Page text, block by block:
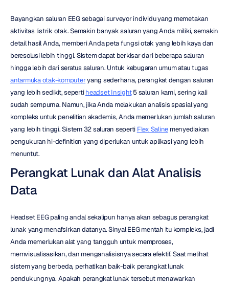
Bayangkan saluran EEG sebagai surveyor individu yang memetakan
aktivitas listrik otak. Semakin banyak saluran yang Anda miliki, semakin
detail hasil Anda, memberi Anda peta fungsi otak yang lebih kaya dan
beresolusi lebih tinggi. Sistem dapat berkisar dari beberapa saluran
antarmuka otak-komputer yang sederhana, perangkat dengan saluran
yang lebih sedikit, seperti headset Insight 5 saluran kami, sering kali
sudah sempurna. Namun, jika Anda melakukan analisis spasial yang
kompleks untuk penelitian akademis, Anda memerlukan jumlah saluran
yang lebih tinggi. Sistem 32 saluran seperti Flex Saline menyediakan
pengukuran hi-definition yang diperlukan untuk aplikasi yang lebih
menuntut.
Perangkat Lunak dan Alat Analisis
Data
Headset EEG paling andal sekalipun hanya akan sebagus perangkat
lunak yang menafsirkan datanya. Sinyal EEG mentah itu kompleks, jadi
Anda memerlukan alat yang tangguh untuk memproses,
memvisualisasikan, dan menganalisisnya secara efektif. Saat melihat
sistem yang berbeda, perhatikan baik-baik perangkat lunak
pendukungnya. Apakah perangkat lunak tersebut menawarkan